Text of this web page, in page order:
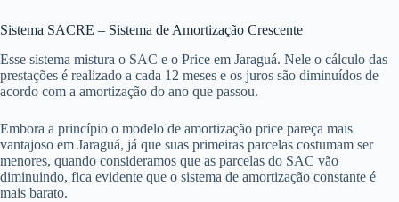
Sistema SACRE – Sistema de Amortização Crescente
Esse sistema mistura o SAC e o Price em Jaraguá. Nele o cálculo das
prestações é realizado a cada 12 meses e os juros são diminuídos de
acordo com a amortização do ano que passou.
Embora a princípio o modelo de amortização price pareça mais
vantajoso em Jaraguá, já que suas primeiras parcelas costumam ser
menores, quando consideramos que as parcelas do SAC vão
diminuindo, fica evidente que o sistema de amortização constante é
mais barato.